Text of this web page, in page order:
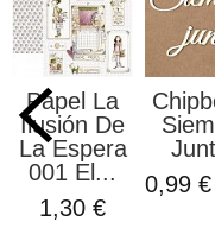
Papel La
Ilusión De
La Espera
001 El...
1,30 €
0,99 €